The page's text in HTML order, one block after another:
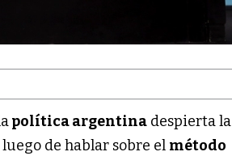
política argentina despierta la
de hablar sobre el método